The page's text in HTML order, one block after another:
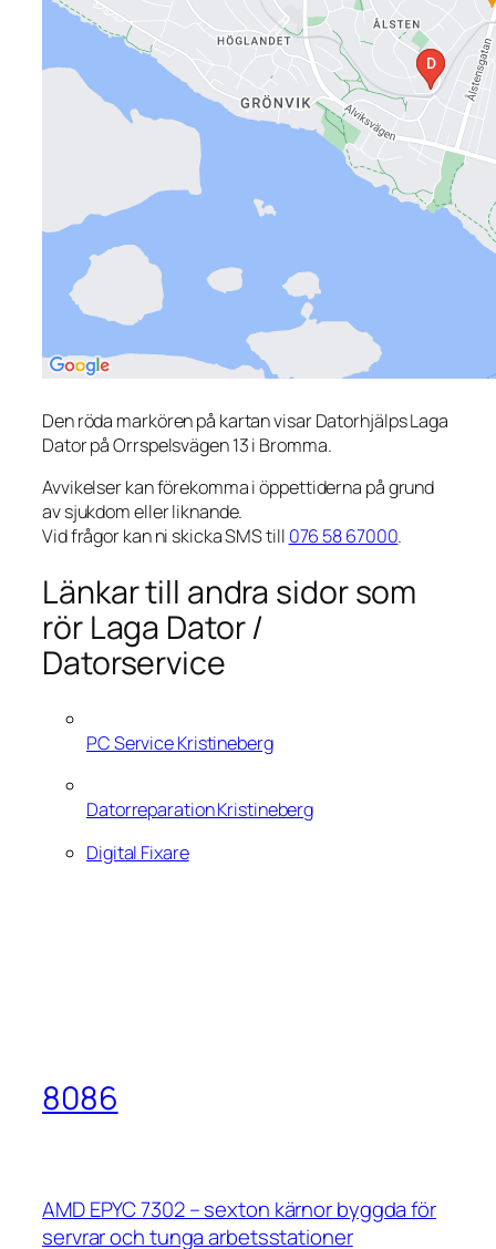
Den röda markören på kartan visar Datorhjälps Laga
Dator på Orrspelsvägen 13 i Bromma.
Avvikelser kan förekomma i öppettiderna på grund
av sjukdom eller liknande.
Vid frågor kan ni skicka SMS till 076 58 67000.
Länkar till andra sidor som
rör Laga Dator /
Datorservice
PC Service Kristineberg
Datorreparation Kristineberg
Digital Fixare
8086
AMD EPYC 7302 – sexton kärnor byggda för
servrar och tunga arbetsstationer